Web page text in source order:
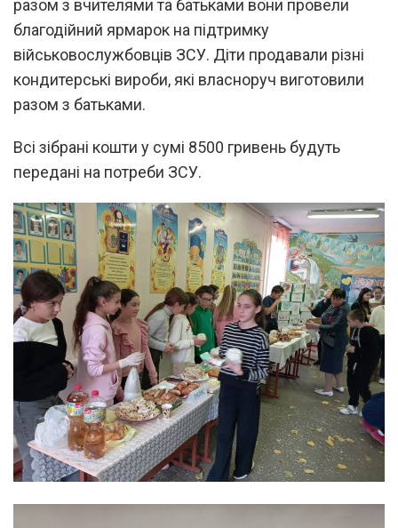
разом з вчителями та батьками вони провели
благодійний ярмарок на підтримку
військовослужбовців ЗСУ. Діти продавали різні
кондитерські вироби, які власноруч виготовили
разом з батьками.
Всі зібрані кошти у сумі 8500 гривень будуть
передані на потреби ЗСУ.